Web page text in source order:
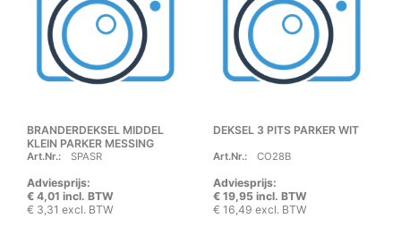
BRANDERDEKSEL MIDDEL
KLEIN PARKER MESSING
Art.Nr.: SPASR
Adviesprijs:
€ 4,01 incl. BTW
€ 3,31 excl. BTW
DEKSEL 3 PITS PARKER WIT
Art.Nr.: CO28B
Adviesprijs:
€ 19,95 incl. BTW
€ 16,49 excl. BTW